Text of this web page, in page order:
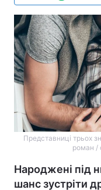
Представниці трьох
роман /
Народжені під
шанс зустріти